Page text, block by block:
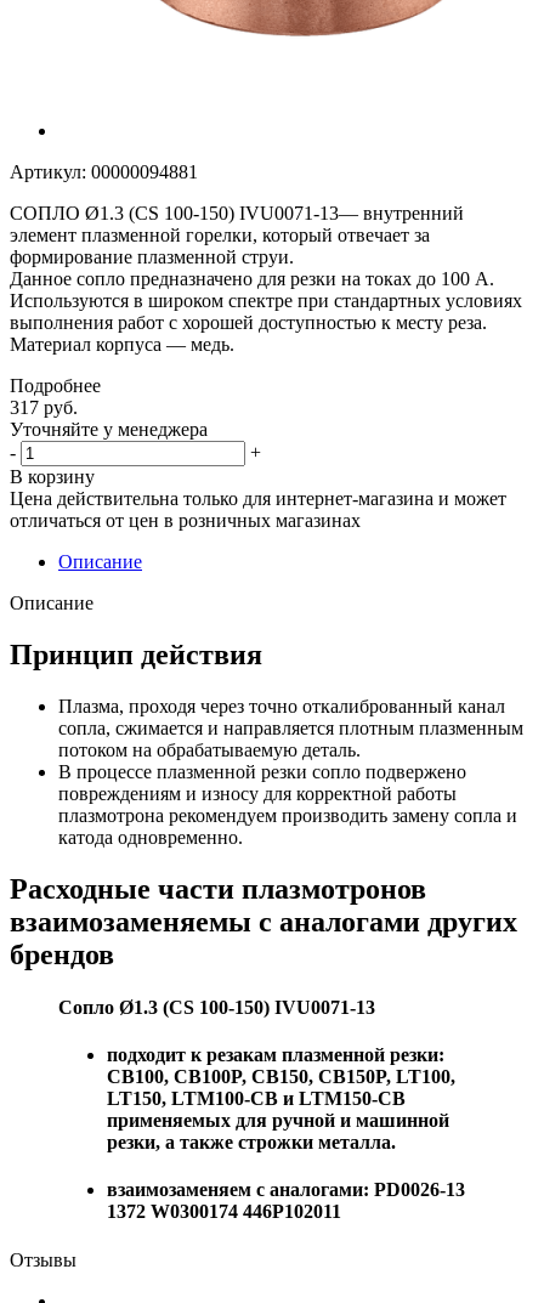
Артикул: 00000094881
СОПЛО Ø1.3 (CS 100-150) IVU0071-13— внутренний
элемент плазменной горелки, который отвечает за
формирование плазменной струи.
Данное сопло предназначено для резки на токах до 100 А.
Используются в широком спектре при стандартных условиях
выполнения работ с хорошей доступностью к месту реза.
Материал корпуса — медь.
Подробнее
317 руб.
Уточняйте у менеджера
-
+
В корзину
Цена действительна только для интернет-магазина и может
отличаться от цен в розничных магазинах
Описание
Описание
Принцип действия
Плазма, проходя через точно откалиброванный канал
сопла, сжимается и направляется плотным плазменным
потоком на обрабатываемую деталь.
В процессе плазменной резки сопло подвержено
повреждениям и износу для корректной работы
плазмотрона рекомендуем производить замену сопла и
катода одновременно.
Расходные части плазмотронов
взаимозаменяемы с аналогами других
брендов
Сопло Ø1.3 (CS 100-150) IVU0071-13
подходит к резакам плазменной резки:
CB100, CB100P, CB150, CB150P, LT100,
LT150, LTM100-CB и LTM150-CB
применяемых для ручной и машинной
резки, а также строжки металла.
взаимозаменяем с аналогами: PD0026-13
1372 W0300174 446P102011
Отзывы